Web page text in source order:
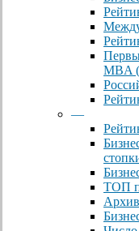
MBA
—
ТОП